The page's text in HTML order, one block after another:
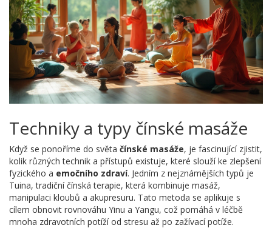
Techniky a typy čínské masáže
Když se ponoříme do světa čínské masáže, je fascinující zjistit,
kolik různých technik a přístupů existuje, které slouží ke zlepšení
fyzického a emočního zdraví. Jedním z nejznámějších typů je
Tuina, tradiční čínská terapie, která kombinuje masáž,
manipulaci kloubů a akupresuru. Tato metoda se aplikuje s
cílem obnovit rovnováhu Yinu a Yangu, což pomáhá v léčbě
mnoha zdravotních potíží od stresu až po zažívací potíže.